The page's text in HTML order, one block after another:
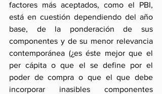
factores más aceptados, como el PBI,
está en cuestión dependiendo del año
base, de la ponderación de sus
componentes y de su menor relevancia
contemporánea (¿es éste mejor que el
per cápita o que el se define por el
poder de compra o que el que debe
incorporar inasibles componentes